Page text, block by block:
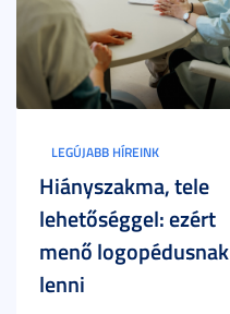
LEGÚJABB HÍREINK
Hiányszakma, tele
lehetőséggel: ezért
menő logopédusnak
lenni